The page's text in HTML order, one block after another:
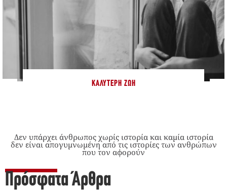
ΚΑΛΎΤΕΡΗ ΖΩΉ
Δεν υπάρχει άνθρωπος χωρίς ιστορία και καμία ιστορία
δεν είναι απογυμνωμένη από τις ιστορίες των ανθρώπων
που τον αφορούν
Πρόσφατα Άρθρα